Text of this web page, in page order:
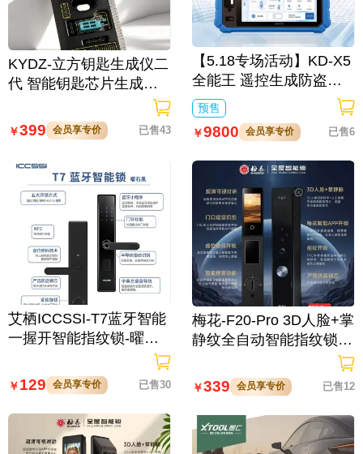
KYDZ-立方钥匙生成仪二
代 智能钥匙芯片生成与
数据处理仪/立方钥匙生
成仪二代
￥399 会员享专价 已售43
艾栖ICCSSI-T7蓝牙智能
一握开智能指纹锁-曜石
黑 多方式开锁 蓝牙智能
管理
￥129 会员享专价 已售30
【5.18专场活动】KD-X5
全能王 遥控生成防盗匹
配仪
预售
￥9800 会员享专价 已售6
梅花-F20-Pro 3D人脸+掌
静纹全自动智能指纹锁
逗留抓拍 高清可视对讲
￥339 会员享专价 已售12